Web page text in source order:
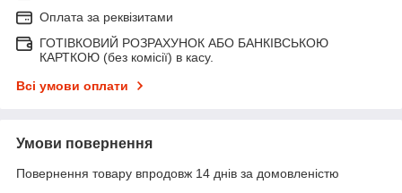
Оплата за реквізитами
ГОТІВКОВИЙ РОЗРАХУНОК АБО БАНКІВСЬКОЮ
КАРТКОЮ (без комісії) в касу.
Всі умови оплати
Умови повернення
Повернення товару впродовж 14 днів за домовленістю